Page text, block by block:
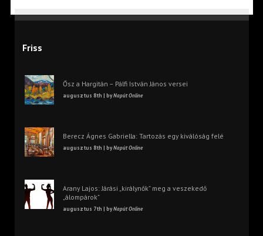
Friss
Ősz a Hargitán – Pálfi István János versei
augusztus 8th | byNapút Online
Berecz Ágnes Gabriella: Tartozás egy kiválóság felé
augusztus 8th | byNapút Online
Arany Lajos: Járási „királynők” meg a veszekedő
„álompárok”
augusztus 7th | byNapút Online